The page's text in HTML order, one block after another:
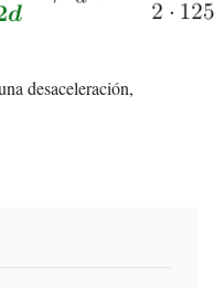
desaceleración,